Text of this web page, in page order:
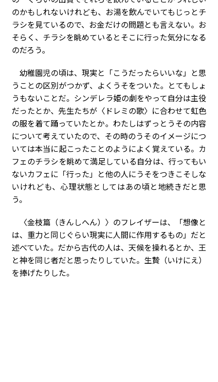
のかもしれないけれども、お湯を飲んでいてもじっとチ
ラシを見ているので、お金だけの問題とも言えない。お
そらく、チラシを眺めているとそこに行った気分になる
のだろう。
幼稚園児の頃は、現実と「こうだったらいいな」と思
うことの区別がつかず、よくうそをついた。とてもしょ
うもないことだ。シンデレラ姫の劇をやって自分は主役
だったとか、先生たちが〈ドレミの歌〉に合わせて虹色
の服を着て踊っていたとか。わたしはずっとうその内容
について考えていたので、その時のうそのイメージにつ
いては本当に起こったことのようによく覚えている。カ
フェのチラシを眺めて満足している自分は、行ってもい
ないカフェに「行った」と他の人にうそをつきこそしな
いけれども、心理状態としてはあの頃と地続きだと思
う。
〈金枝篇（きんしへん）〉のフレイザーは、「想像と
は、重力と同じぐらい現実に人間に作用するもの」だと
述べていた。だから古代の人は、天候を操れるとか、王
と神を同じ者だと思ったりしていた。生贄（いけにえ）
を捧げたりした。